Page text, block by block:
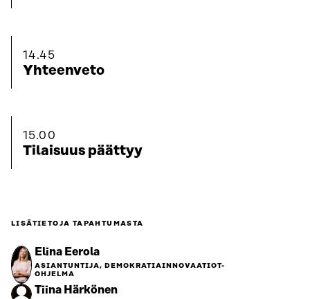
14.45
Yhteenveto
15.00
Tilaisuus päättyy
LISÄTIETOJA TAPAHTUMASTA
Elina Eerola
ASIANTUNTIJA, DEMOKRATIAINNOVAATIOT-
OHJELMA
Tiina Härkönen